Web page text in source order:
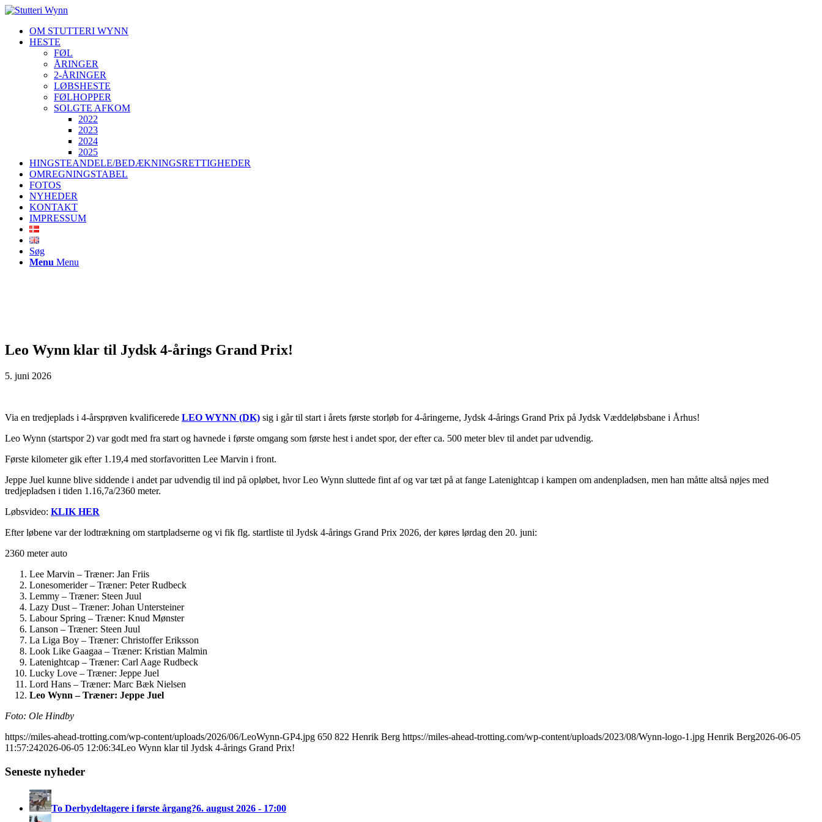
OM STUTTERI WYNN
HESTE
FØL
ÅRINGER
2-ÅRINGER
LØBSHESTE
FØLHOPPER
SOLGTE AFKOM
2022
2023
2024
2025
HINGSTEANDELE/BEDÆKNINGSRETTIGHEDER
OMREGNINGSTABEL
FOTOS
NYHEDER
KONTAKT
IMPRESSUM
Søg
Menu Menu
Leo Wynn klar til Jydsk 4-årings Grand Prix!
5. juni 2026
Via en tredjeplads i 4-årsprøven kvalificerede LEO WYNN (DK) sig i går til start i årets første storløb for 4-åringerne, Jydsk 4-årings Grand Prix på Jydsk Væddeløbsbane i Århus!
Leo Wynn (startspor 2) var godt med fra start og havnede i første omgang som første hest i andet spor, der efter ca. 500 meter blev til andet par udvendig.
Første kilometer gik efter 1.19,4 med storfavoritten Lee Marvin i front.
Jeppe Juel kunne blive siddende i andet par udvendig til ind på opløbet, hvor Leo Wynn sluttede fint af og var tæt på at fange Latenightcap i kampen om andenpladsen, men han måtte altså nøjes med
tredjepladsen i tiden 1.16,7a/2360 meter.
Løbsvideo: KLIK HER
Efter løbene var der lodtrækning om startpladserne og vi fik flg. startliste til Jydsk 4-årings Grand Prix 2026, der køres lørdag den 20. juni:
2360 meter auto
Lee Marvin – Træner: Jan Friis
Lonesomerider – Træner: Peter Rudbeck
Lemmy – Træner: Steen Juul
Lazy Dust – Træner: Johan Untersteiner
Labour Spring – Træner: Knud Mønster
Lanson – Træner: Steen Juul
La Liga Boy – Træner: Christoffer Eriksson
Look Like Gaagaa – Træner: Kristian Malmin
Latenightcap – Træner: Carl Aage Rudbeck
Lucky Love – Træner: Jeppe Juel
Lord Hans – Træner: Marc Bæk Nielsen
Leo Wynn – Træner: Jeppe Juel
Foto: Ole Hindby
https://miles-ahead-trotting.com/wp-content/uploads/2026/06/LeoWynn-GP4.jpg 650 822 Henrik Berg https://miles-ahead-trotting.com/wp-content/uploads/2023/08/Wynn-logo-1.jpg Henrik Berg2026-06-05
11:57:242026-06-05 12:06:34Leo Wynn klar til Jydsk 4-årings Grand Prix!
Seneste nyheder
To Derbydeltagere i første årgang?6. august 2026 - 17:00